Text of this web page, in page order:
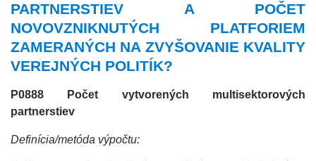
PARTNERSTIEV A POČET
NOVOVZNIKNUTÝCH PLATFORIEM
ZAMERANÝCH NA ZVYŠOVANIE KVALITY
VEREJNÝCH POLITÍK?
P0888 Počet vytvorených multisektorových
partnerstiev
Definícia/metóda výpočtu: